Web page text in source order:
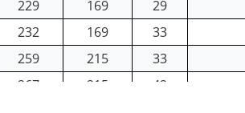
229 169 29
232 169 33
259 215 33
267 215 42